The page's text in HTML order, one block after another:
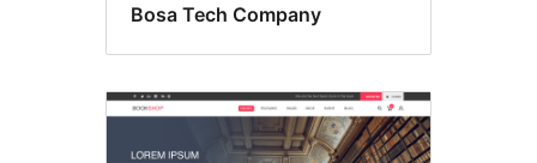
Bosa Tech Company